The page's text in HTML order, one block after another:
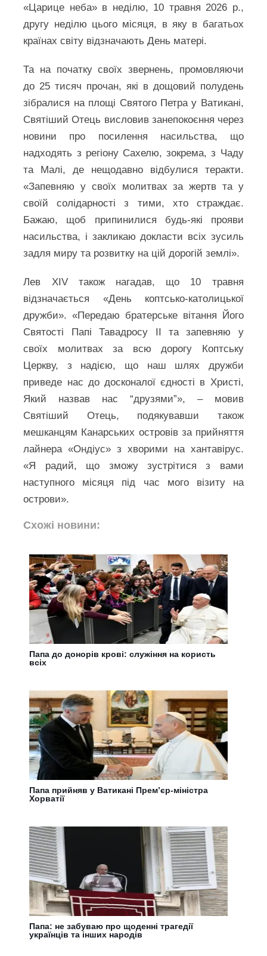
«Царице неба» в неділю, 10 травня 2026 р.,
другу неділю цього місяця, в яку в багатьох
країнах світу відзначають День матері.
Та на початку своїх звернень, промовляючи
до 25 тисяч прочан, які в дощовий полудень
зібралися на площі Святого Петра у Ватикані,
Святіший Отець висловив занепокоєння через
новини про посилення насильства, що
надходять з регіону Сахелю, зокрема, з Чаду
та Малі, де нещодавно відбулися теракти.
«Запевняю у своїх молитвах за жертв та у
своїй солідарності з тими, хто страждає.
Бажаю, щоб припинилися будь-які прояви
насильства, і закликаю докласти всіх зусиль
задля миру та розвитку на цій дорогій землі».
Лев XIV також нагадав, що 10 травня
відзначається «День коптсько-католицької
дружби». «Передаю братерське вітання Його
Святості Папі Тавадросу II та запевняю у
своїх молитвах за всю дорогу Коптську
Церкву, з надією, що наш шлях дружби
приведе нас до досконалої єдності в Христі,
Який назвав нас “друзями”», – мовив
Святіший Отець, подякувавши також
мешканцям Канарських островів за прийняття
лайнера «Ондіус» з хворими на хантавірус.
«Я радий, що зможу зустрітися з вами
наступного місяця під час мого візиту на
острови».
Схожі новини:
Папа до донорів крові: служіння на користь
всіх
Папа прийняв у Ватикані Прем’єр-міністра
Хорватії
Папа: не забуваю про щоденні трагедії
українців та інших народів